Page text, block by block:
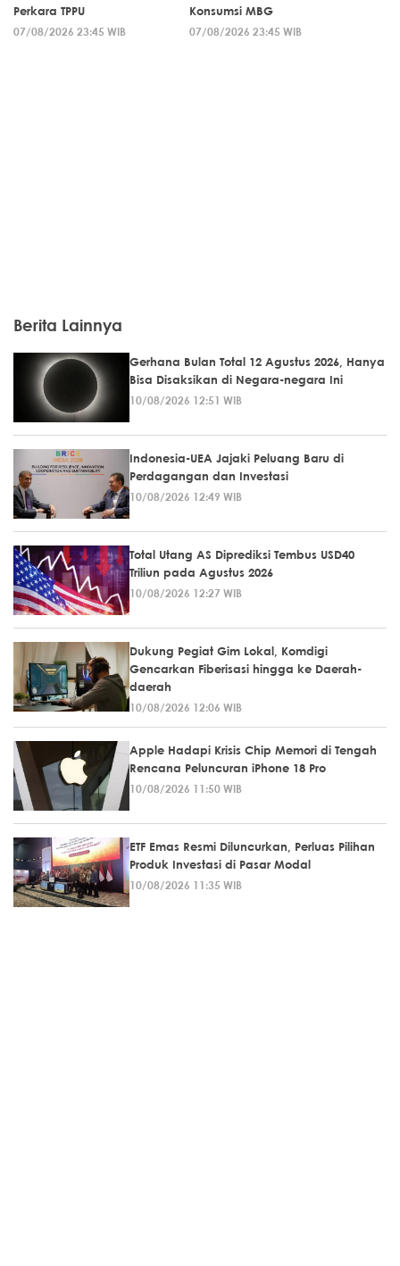
Perkara TPPU
07/08/2026 23:45 WIB
Konsumsi MBG
07/08/2026 23:45 WIB
Berita Lainnya
Gerhana Bulan Total 12 Agustus 2026, Hanya
Bisa Disaksikan di Negara-negara Ini
10/08/2026 12:51 WIB
Indonesia-UEA Jajaki Peluang Baru di
Perdagangan dan Investasi
10/08/2026 12:49 WIB
Total Utang AS Diprediksi Tembus USD40
Triliun pada Agustus 2026
10/08/2026 12:27 WIB
Dukung Pegiat Gim Lokal, Komdigi
Gencarkan Fiberisasi hingga ke Daerah-
daerah
10/08/2026 12:06 WIB
Apple Hadapi Krisis Chip Memori di Tengah
Rencana Peluncuran iPhone 18 Pro
10/08/2026 11:50 WIB
ETF Emas Resmi Diluncurkan, Perluas Pilihan
Produk Investasi di Pasar Modal
10/08/2026 11:35 WIB